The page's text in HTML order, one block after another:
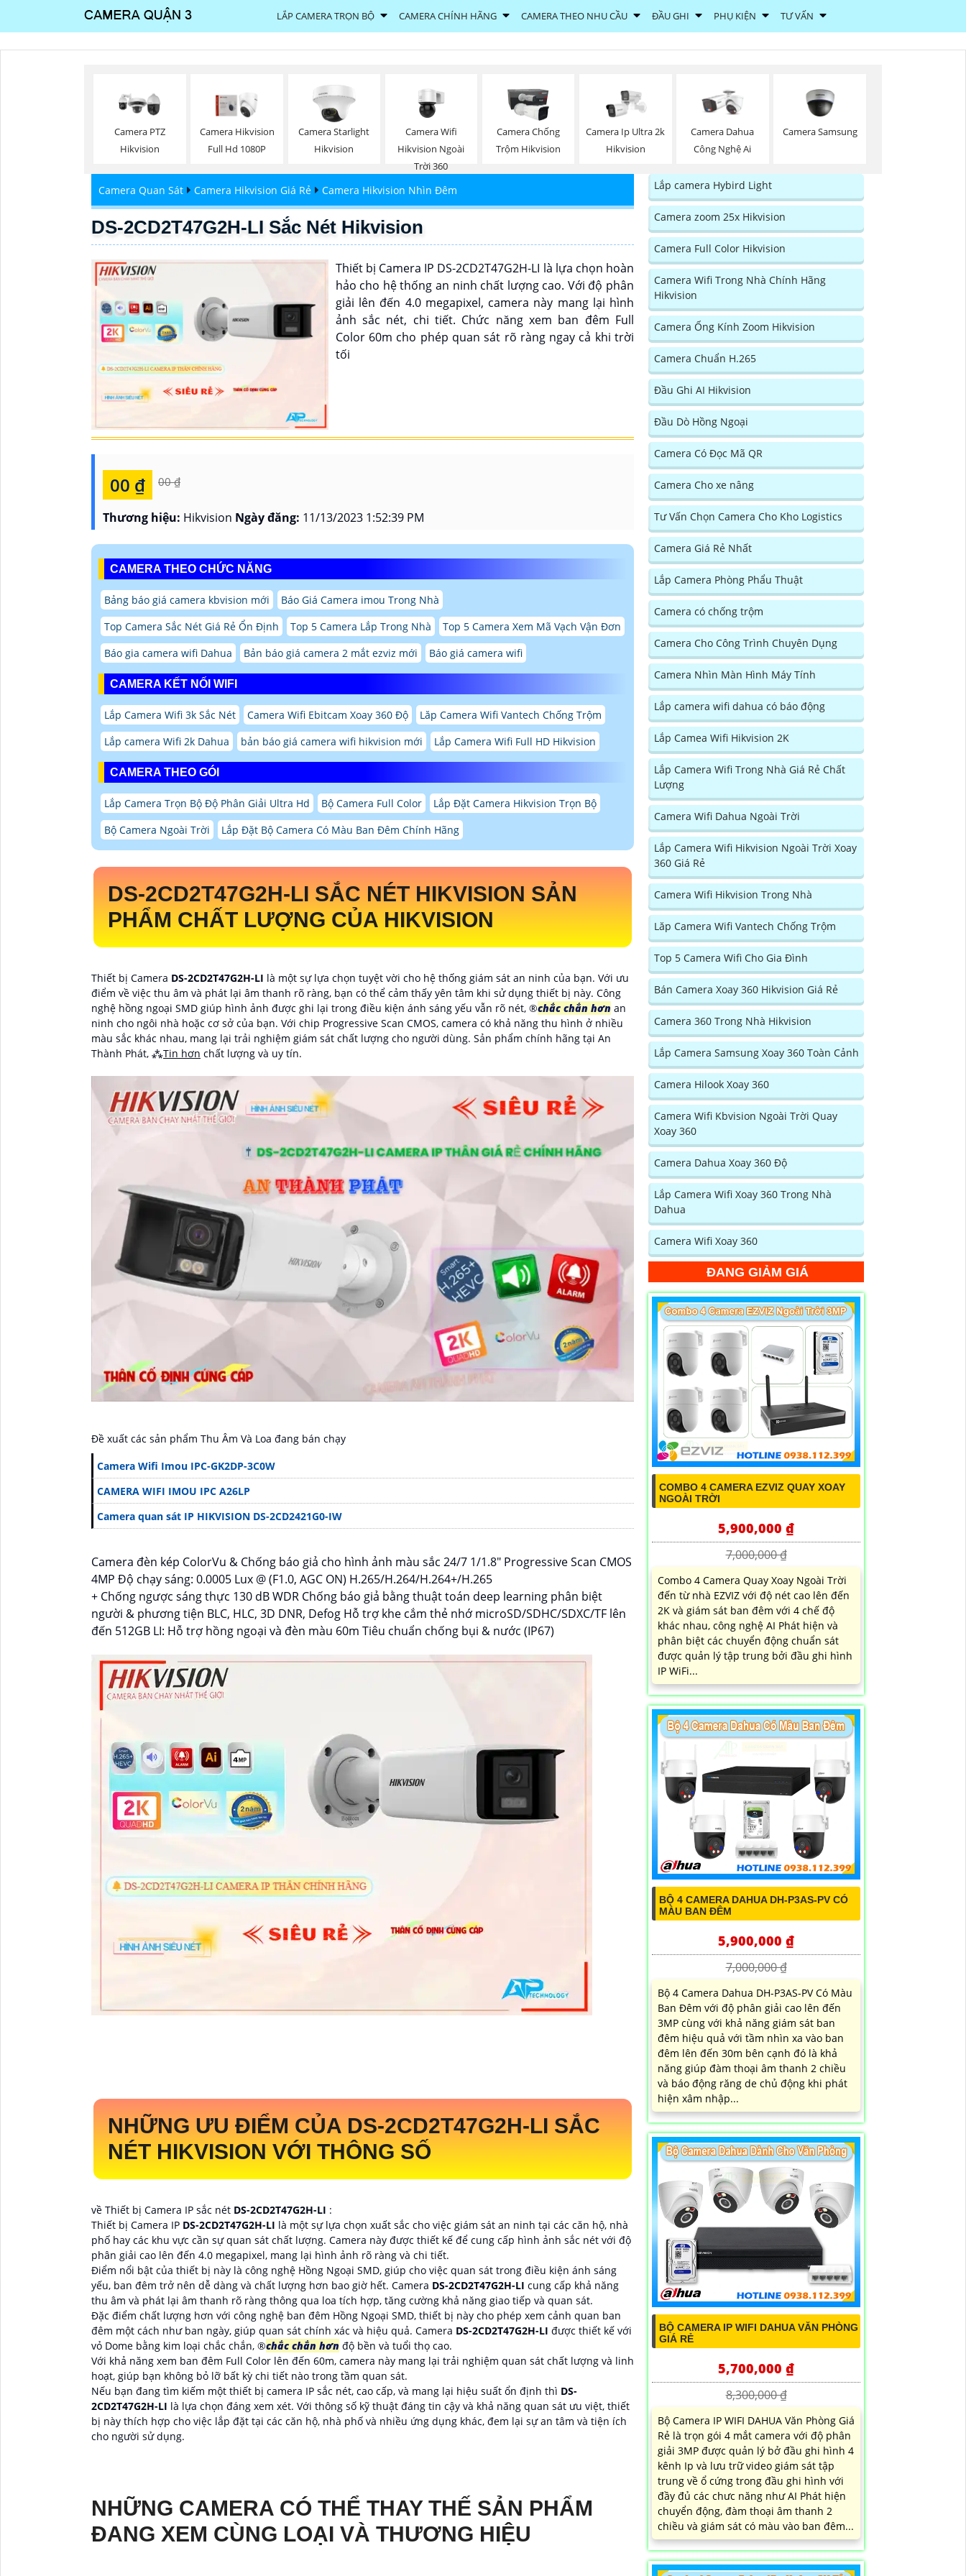
LẮP CAMERA TRỌN BỘ CAMERA CHÍNH HÃNG CAMERA THEO NHU CẦU ĐẦU GHI PHỤ KIỆN TƯ VẤN
Camera PTZ
Hikvision
Camera Hikvision
Full Hd 1080P
Camera Starlight
Hikvision
Camera Wifi
Hikvision Ngoài
Trời 360
Camera Chống
Trộm Hikvision
Camera Ip Ultra 2k
Hikvision
Camera Dahua
Công Nghệ Ai
Camera Samsung
Camera Quan Sát Camera Hikvision Giá Rẻ Camera Hikvision Nhìn Đêm
DS-2CD2T47G2H-LI Sắc Nét Hikvision
Thiết bị Camera IP DS-2CD2T47G2H-LI là lựa chọn hoàn
hảo cho hệ thống an ninh chất lượng cao. Với độ phân
giải lên đến 4.0 megapixel, camera này mang lại hình
ảnh sắc nét, chi tiết. Chức năng xem ban đêm Full
Color 60m cho phép quan sát rõ ràng ngay cả khi trời
tối
00 ₫ 00 ₫
Thương hiệu: Hikvision Ngày đăng: 11/13/2023 1:52:39 PM
CAMERA THEO CHỨC NĂNG
Bảng báo giá camera kbvision mới
Báo Giá Camera imou Trong Nhà
Top Camera Sắc Nét Giá Rẻ Ổn Định
Top 5 Camera Lắp Trong Nhà
Top 5 Camera Xem Mã Vạch Vận Đơn
Báo gia camera wifi Dahua
Bản báo giá camera 2 mắt ezviz mới Báo giá camera wifi
CAMERA KẾT NỐI WIFI
Lắp Camera Wifi 3k Sắc Nét Camera Wifi Ebitcam Xoay 360 Độ
Lăp Camera Wifi Vantech Chống Trộm
Lắp camera Wifi 2k Dahua
bản báo giá camera wifi hikvision mới Lắp Camera Wifi Full HD Hikvision
CAMERA THEO GÓI
Lắp Camera Trọn Bộ Độ Phân Giải Ultra Hd Bộ Camera Full Color
Lắp Đặt Camera Hikvision Trọn Bộ
Bộ Camera Ngoài Trời
Lắp Đặt Bộ Camera Có Màu Ban Đêm Chính Hãng
DS-2CD2T47G2H-LI SẮC NÉT HIKVISION SẢN
PHẨM CHẤT LƯỢNG CỦA HIKVISION
Thiết bị Camera DS-2CD2T47G2H-LI là một sự lựa chọn tuyệt vời cho hệ thống giám sát an ninh của bạn. Với ưu
điểm về việc thu âm và phát lại âm thanh rõ ràng, bạn có thể cảm thấy yên tâm khi sử dụng thiết bị này. Công
nghệ hồng ngoại SMD giúp hình ảnh được ghi lại trong điều kiện ánh sáng yếu vẫn rõ nét, ®️chắc chắn hơn an
ninh cho ngôi nhà hoặc cơ sở của bạn. Với chip Progressive Scan CMOS, camera có khả năng thu hình ở nhiều
màu sắc khác nhau, mang lại trải nghiệm giám sát chất lượng cho người dùng. Sản phẩm chính hãng tại An
Thành Phát, ⁂Tin hơn chất lượng và uy tín.
Đề xuất các sản phẩm Thu Âm Và Loa đang bán chạy
Camera Wifi Imou IPC-GK2DP-3C0W
CAMERA WIFI IMOU IPC A26LP
Camera quan sát IP HIKVISION DS-2CD2421G0-IW
Camera đèn kép ColorVu & Chống báo giả cho hình ảnh màu sắc 24/7 1/1.8″ Progressive Scan CMOS
4MP Độ chạy sáng: 0.0005 Lux @ (F1.0, AGC ON) H.265/H.264/H.264+/H.265
+ Chống ngược sáng thực 130 dB WDR Chống báo giả bằng thuật toán deep learning phân biệt
người & phương tiện BLC, HLC, 3D DNR, Defog Hỗ trợ khe cắm thẻ nhớ microSD/SDHC/SDXC/TF lên
đến 512GB LI: Hỗ trợ hồng ngoại và đèn màu 60m Tiêu chuẩn chống bụi & nước (IP67)
NHỮNG ƯU ĐIỂM CỦA DS-2CD2T47G2H-LI SẮC
NÉT HIKVISION VỚI THÔNG SỐ
về Thiết bị Camera IP sắc nét DS-2CD2T47G2H-LI :
Thiết bị Camera IP DS-2CD2T47G2H-LI là một sự lựa chọn xuất sắc cho việc giám sát an ninh tại các căn hộ, nhà
phố hay các khu vực cần sự quan sát chất lượng. Camera này được thiết kế để cung cấp hình ảnh sắc nét với độ
phân giải cao lên đến 4.0 megapixel, mang lại hình ảnh rõ ràng và chi tiết.
Điểm nổi bật của thiết bị này là công nghệ Hồng Ngoại SMD, giúp cho việc quan sát trong điều kiện ánh sáng
yếu, ban đêm trở nên dễ dàng và chất lượng hơn bao giờ hết. Camera DS-2CD2T47G2H-LI cung cấp khả năng
thu âm và phát lại âm thanh rõ ràng thông qua loa tích hợp, tăng cường khả năng giao tiếp và quan sát.
Đặc điểm chất lượng hơn với công nghệ ban đêm Hồng Ngoại SMD, thiết bị này cho phép xem cảnh quan ban
đêm một cách như ban ngày, giúp quan sát chính xác và hiệu quả. Camera DS-2CD2T47G2H-LI được thiết kế với
vỏ Dome bằng kim loại chắc chắn, ®️chắc chắn hơn độ bền và tuổi thọ cao.
Với khả năng xem ban đêm Full Color lên đến 60m, camera này mang lại trải nghiệm quan sát chất lượng và linh
hoạt, giúp bạn không bỏ lỡ bất kỳ chi tiết nào trong tầm quan sát.
Nếu bạn đang tìm kiếm một thiết bị camera IP sắc nét, cao cấp, và mang lại hiệu suất ổn định thì DS-
2CD2T47G2H-LI là lựa chọn đáng xem xét. Với thông số kỹ thuật đáng tin cậy và khả năng quan sát ưu việt, thiết
bị này thích hợp cho việc lắp đặt tại các căn hộ, nhà phố và nhiều ứng dụng khác, đem lại sự an tâm và tiện ích
cho người sử dụng.
NHỮNG CAMERA CÓ THỂ THAY THẾ SẢN PHẨM
ĐANG XEM CÙNG LOẠI VÀ THƯƠNG HIỆU
Lắp camera Hybird Light
Camera zoom 25x Hikvision
Camera Full Color Hikvision
Camera Wifi Trong Nhà Chính Hãng
Hikvision
Camera Ống Kính Zoom Hikvision
Camera Chuẩn H.265
Đầu Ghi AI Hikvision
Đầu Dò Hồng Ngoại
Camera Có Đọc Mã QR
Camera Cho xe nâng
Tư Vấn Chọn Camera Cho Kho Logistics
Camera Giá Rẻ Nhất
Lắp Camera Phòng Phẩu Thuật
Camera có chống trộm
Camera Cho Công Trình Chuyên Dụng
Camera Nhìn Màn Hình Máy Tính
Lắp camera wifi dahua có báo động
Lắp Camea Wifi Hikvision 2K
Lắp Camera Wifi Trong Nhà Giá Rẻ Chất
Lượng
Camera Wifi Dahua Ngoài Trời
Lắp Camera Wifi Hikvision Ngoài Trời Xoay
360 Giá Rẻ
Camera Wifi Hikvision Trong Nhà
Lăp Camera Wifi Vantech Chống Trộm
Top 5 Camera Wifi Cho Gia Đình
Bán Camera Xoay 360 Hikvision Giá Rẻ
Camera 360 Trong Nhà Hikvision
Lắp Camera Samsung Xoay 360 Toàn Cảnh
Camera Hilook Xoay 360
Camera Wifi Kbvision Ngoài Trời Quay
Xoay 360
Camera Dahua Xoay 360 Độ
Lắp Camera Wifi Xoay 360 Trong Nhà
Dahua
Camera Wifi Xoay 360
ĐANG GIẢM GIÁ
COMBO 4 CAMERA EZVIZ QUAY XOAY
NGOÀI TRỜI
5,900,000 ₫
7,000,000 ₫
Combo 4 Camera Quay Xoay Ngoài Trời
đến từ nhà EZVIZ với độ nét cao lên đến
2K và giám sát ban đêm với 4 chế độ
khác nhau, công nghệ AI Phát hiện và
phân biệt các chuyển động chuẩn sát
được quản lý tập trung bởi đầu ghi hình
IP WiFi...
BỘ 4 CAMERA DAHUA DH-P3AS-PV CÓ
MÀU BAN ĐÊM
5,900,000 ₫
7,000,000 ₫
Bộ 4 Camera Dahua DH-P3AS-PV Có Màu
Ban Đêm với độ phân giải cao lên đến
3MP cùng với khả năng giám sát ban
đêm hiệu quả với tầm nhìn xa vào ban
đêm lên đến 30m bên cạnh đó là khả
năng giúp đàm thoại âm thanh 2 chiều
và báo động răng de chủ động khi phát
hiện xâm nhập...
BỘ CAMERA IP WIFI DAHUA VĂN PHÒNG
GIÁ RẺ
5,700,000 ₫
8,300,000 ₫
Bộ Camera IP WIFI DAHUA Văn Phòng Giá
Rẻ là trọn gói 4 mắt camera với độ phân
giải 3MP được quản lý bở đầu ghi hình 4
kênh Ip và lưu trữ video giám sát tập
trung về ổ cứng trong đầu ghi hình với
đầy đủ các chưc năng như AI Phát hiện
chuyển động, đàm thoại âm thanh 2
chiều và giám sát có màu vào ban đêm...